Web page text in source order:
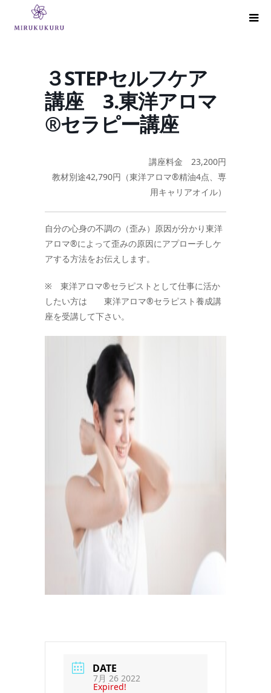
３STEPセルフケア
講座 3.東洋アロマ
®セラピー講座
講座料金 23,200円
教材別途42,790円（東洋アロマ®精油4点、専
用キャリアオイル）
自分の心身の不調の（歪み）原因が分かり東洋
アロマ®によって歪みの原因にアプローチしケ
アする方法をお伝えします。
※ 東洋アロマ®セラピストとして仕事に活か
したい方は 東洋アロマ®セラピスト養成講
座を受講して下さい。
DATE
7月 26 2022
Expired!